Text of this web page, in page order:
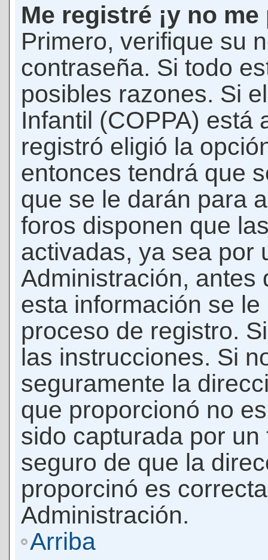
Me registré ¡y no
Primero, verifique su
contraseña. Si todo
posibles razones. Si
Infantil (COPPA) está
registró eligió la
entonces tendrá que
que se le darán para
foros disponen que
activadas, ya sea por
Administración, antes
esta información se
proceso de registro.
las instrucciones. Si
seguramente la
que proporcionó no
sido capturada por
seguro de que la
proporcinó es
Administración.
Arriba